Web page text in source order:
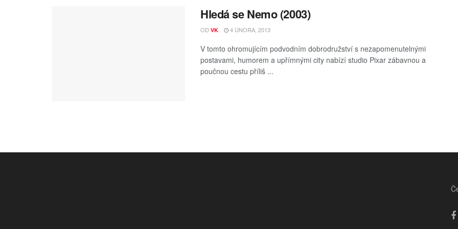
Hledá se Nemo (2003)
OD VK 4 ÚNORA, 2013
V tomto ohromujícím podvodním dobrodružství s nezapomenutelnými
postavami, humorem a upřímnými city nabízí studio Pixar zábavnou a
poučnou cestu příliš ...